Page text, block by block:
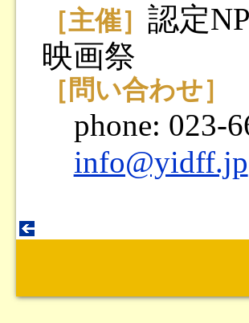
［主催］ 認定
映画祭
［問い合わせ］
phone: 023-
info@yidff.jp